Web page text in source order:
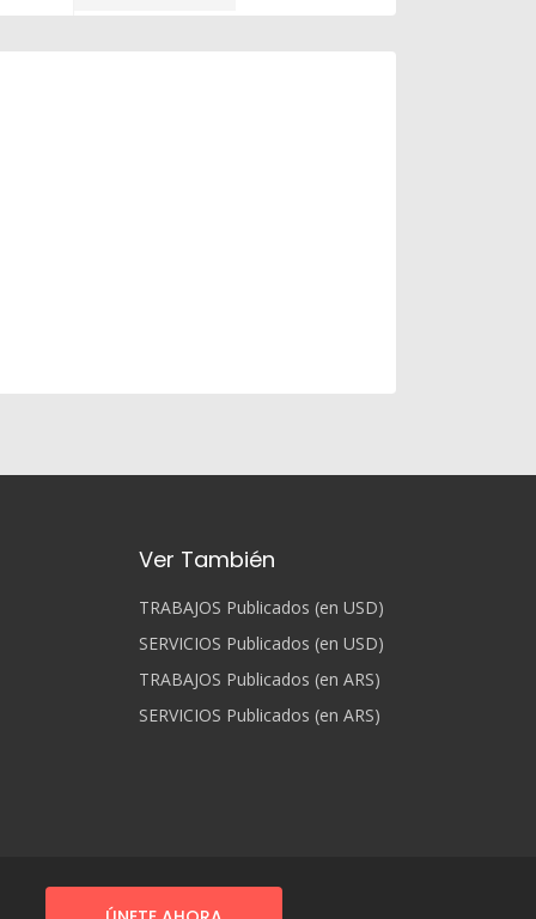
Ver También
TRABAJOS Publicados (en USD)
SERVICIOS Publicados (en USD)
TRABAJOS Publicados (en ARS)
SERVICIOS Publicados (en ARS)